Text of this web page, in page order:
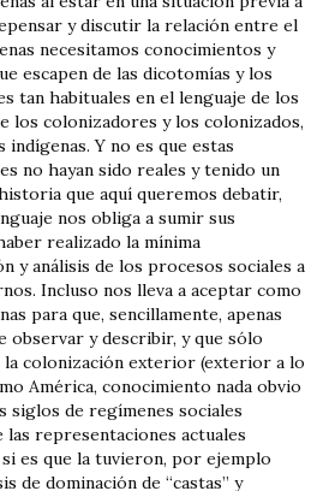
y discutir la relación entre el
necesitamos conocimientos y
escapen de las dicotomías y los
tan habituales en el lenguaje de los
los colonizadores y los colonizados,
Y no es que estas
no hayan sido reales y tenido un
que aquí queremos debatir,
nos obliga a sumir sus
realizado la mínima
y análisis de los procesos sociales a
Incluso nos lleva a aceptar como
para que, sencillamente, apenas
observar y describir, y que sólo
la colonización exterior (exterior a lo
América, conocimiento nada obvio
de regímenes sociales
las representaciones actuales
es que la tuvieron, por ejemplo
de dominación de “castas” y